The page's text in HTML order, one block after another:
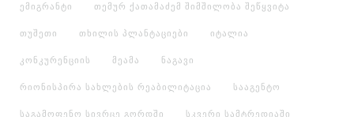
ემიგრანტი თემურ ქათამაძემ შიმშილობა შეწყვიტა
თუშეთი თხილის პლანტაციები იტალია
კონკურენციის მეამა ნაგავი
რიონისპირა სახლების რეაბილიტაცია სააგენტო
საგამოფენო სივრცე გორდში სკვერი სამტრედიაში